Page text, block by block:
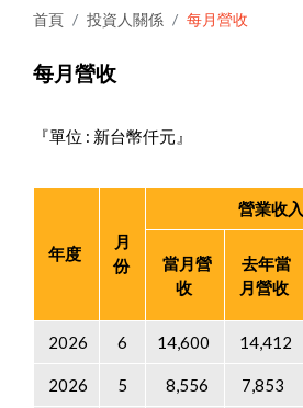
首頁 投資人關係 每月營收
每月營收
『單位 : 新台幣仟元』
年度
月
份
營業收入
當月營
收
去年當
月營收
2026 6 14,600 14,412
2026 5 8,556 7,853